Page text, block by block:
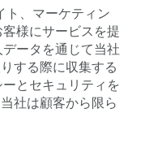
ト、マーケティン
様にサービスを提
ータを通じて当社
する際に収集する
とセキュリティを
社は顧客から限ら